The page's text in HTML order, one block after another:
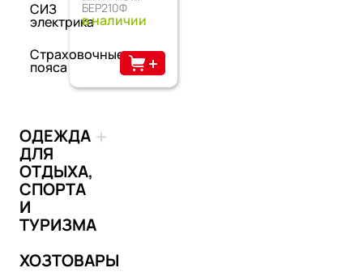
СИЗ
электрика
Страховочные
пояса
ОДЕЖДА
ДЛЯ
ОТДЫХА,
СПОРТА
И
ТУРИЗМА
ХОЗТОВАРЫ
БЕР210Ф
в наличии